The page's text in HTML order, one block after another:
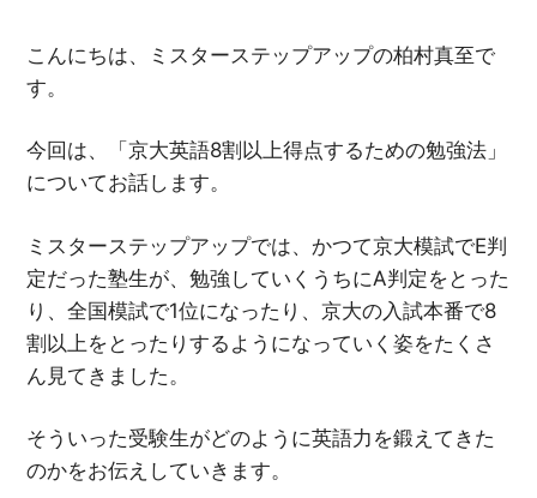
こんにちは、ミスターステップアップの柏村真至で
す。
今回は、「京大英語8割以上得点するための勉強法」
についてお話します。
ミスターステップアップでは、かつて京大模試でE判
定だった塾生が、勉強していくうちにA判定をとった
り、全国模試で1位になったり、京大の入試本番で8
割以上をとったりするようになっていく姿をたくさ
ん見てきました。
そういった受験生がどのように英語力を鍛えてきた
のかをお伝えしていきます。